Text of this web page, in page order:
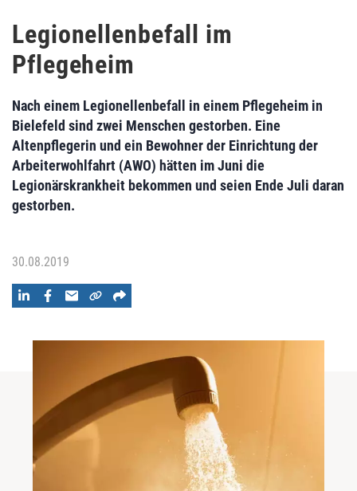
Legionellenbefall im
Pflegeheim
Nach einem Legionellenbefall in einem Pflegeheim in
Bielefeld sind zwei Menschen gestorben. Eine
Altenpflegerin und ein Bewohner der Einrichtung der
Arbeiterwohlfahrt (AWO) hätten im Juni die
Legionärskrankheit bekommen und seien Ende Juli daran
gestorben.
30.08.2019